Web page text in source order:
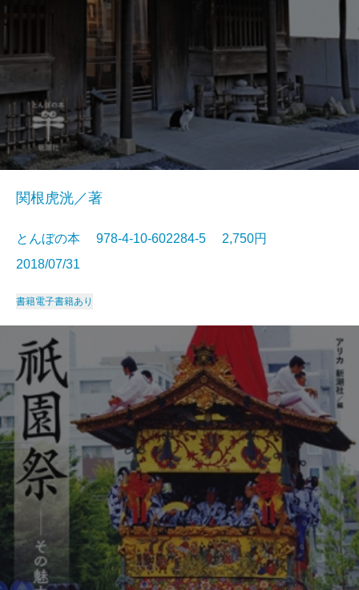
関根虎洸／著
とんぼの本 978-4-10-602284-5 2,750円
2018/07/31
書籍電子書籍あり